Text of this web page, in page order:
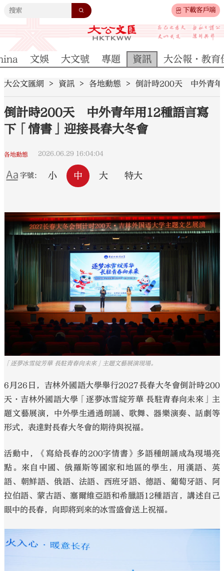
下載客戶端
大公文匯
文娛 大文號 專題 資訊 大公報·教育
大公文匯網 資訊 各地動態 倒計時200天 中外青年
倒計時200天 中外青年用12種語言寫
下「情書」迎接長春大冬會
各地動態 2026.06.29 16:04:04
字號： 小 中 大 特大
「逐夢冰雪綻芳華 長駐青春向未來」主題文藝展演現場。
6月26日，吉林外國語大學舉行2027長春大冬會倒計時200
天·吉林外國語大學「逐夢冰雪綻芳華 長駐青春向未來」主
題文藝展演，中外學生通過朗誦、歌舞、器樂演奏、話劇等
形式，表達對長春大冬會的期待與祝福。
活動中，《寫給長春的200字情書》多語種朗誦成為現場亮
點。來自中國、俄羅斯等國家和地區的學生，用漢語、英
語、朝鮮語、俄語、法語、西班牙語、德語、葡萄牙語、阿
拉伯語、蒙古語、塞爾維亞語和希臘語12種語言，講述自己
眼中的長春，向即將到來的冰雪盛會送上祝福。